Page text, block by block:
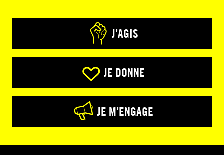
J’AGIS
JE DONNE
JE M’ENGAGE